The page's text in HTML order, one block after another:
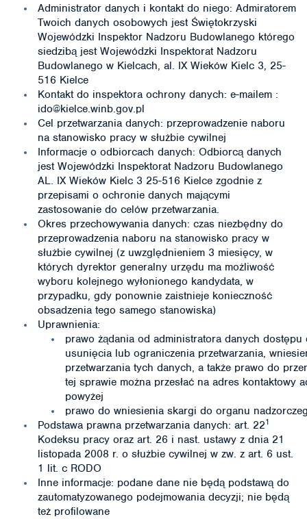
Administrator danych i kontakt do niego: Admiratorem
Twoich danych osobowych jest Świętokrzyski
Wojewódzki Inspektor Nadzoru Budowlanego którego
siedzibą jest Wojewódzki Inspektorat Nadzoru
Budowlanego w Kielcach, al. IX Wieków Kielc 3, 25-
516 Kielce
Kontakt do inspektora ochrony danych: e-mailem :
ido@kielce.winb.gov.pl
Cel przetwarzania danych: przeprowadzenie naboru
na stanowisko pracy w służbie cywilnej
Informacje o odbiorcach danych: Odbiorcą danych
jest Wojewódzki Inspektorat Nadzoru Budowlanego
AL. IX Wieków Kielc 3 25-516 Kielce zgodnie z
przepisami o ochronie danych mającymi
zastosowanie do celów przetwarzania.
Okres przechowywania danych: czas niezbędny do
przeprowadzenia naboru na stanowisko pracy w
służbie cywilnej (z uwzględnieniem 3 miesięcy, w
których dyrektor generalny urzędu ma możliwość
wyboru kolejnego wyłonionego kandydata, w
przypadku, gdy ponownie zaistnieje konieczność
obsadzenia tego samego stanowiska)
Uprawnienia:
prawo żądania od administratora danych
usunięcia lub ograniczenia przetwarzania,
przetwarzania tych danych, a także prawo do
tej sprawie można przesłać na adres kontaktowy
powyżej
prawo do wniesienia skargi do organu
Podstawa prawna przetwarzania danych: art. 221
Kodeksu pracy oraz art. 26 i nast. ustawy z dnia 21
listopada 2008 r. o służbie cywilnej w zw. z art. 6 ust.
1 lit. c RODO
Inne informacje: podane dane nie będą podstawą do
zautomatyzowanego podejmowania decyzji; nie będą
też profilowane